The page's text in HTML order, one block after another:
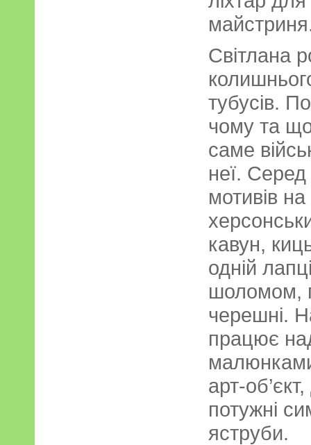
Світлана
тубусів.
чому та
саме
неї.
мотивів
кавун,
одній
шоломом,
черешні.
працює
арт-
потужні
яструби.